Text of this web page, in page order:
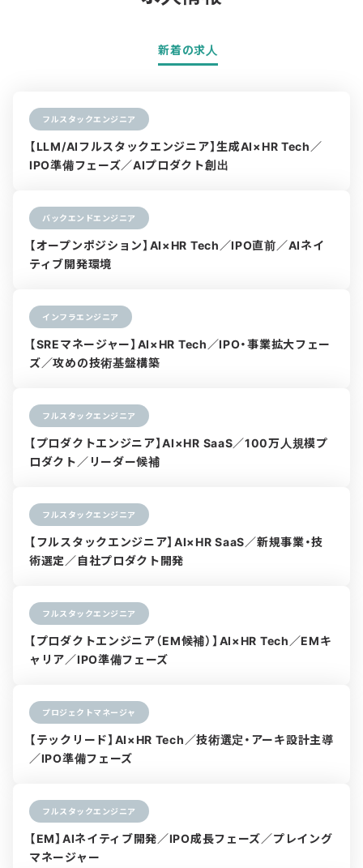
新着の求人
フルスタックエンジニア
【LLM/AIフルスタックエンジニア】生成AI×HR Tech／
IPO準備フェーズ／AIプロダクト創出
バックエンドエンジニア
【オープンポジション】AI×HR Tech／IPO直前／AIネイ
ティブ開発環境
インフラエンジニア
【SREマネージャー】AI×HR Tech／IPO・事業拡大フェー
ズ／攻めの技術基盤構築
フルスタックエンジニア
【プロダクトエンジニア】AI×HR SaaS／100万人規模プ
ロダクト／リーダー候補
フルスタックエンジニア
【フルスタックエンジニア】AI×HR SaaS／新規事業・技
術選定／自社プロダクト開発
フルスタックエンジニア
【プロダクトエンジニア（EM候補）】AI×HR Tech／EMキ
ャリア／IPO準備フェーズ
プロジェクトマネージャ
【テックリード】AI×HR Tech／技術選定・アーキ設計主導
／IPO準備フェーズ
フルスタックエンジニア
【EM】AIネイティブ開発／IPO成長フェーズ／プレイング
マネージャー